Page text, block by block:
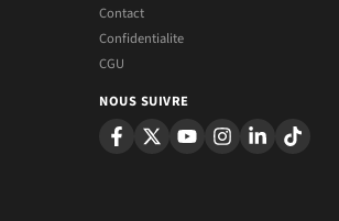
Contact
Confidentialite
CGU
NOUS SUIVRE